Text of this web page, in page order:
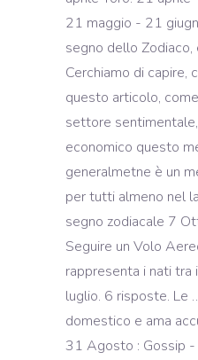
21 maggio - 21
segno dello
Cerchiamo di capire,
questo articolo,
settore
economico questo
generalmetne è un
per tutti almeno nel
segno zodiacale 7
Seguire un Volo
rappresenta i nati
luglio. 6 risposte. Le
domestico e ama
31 Agosto : Gossip